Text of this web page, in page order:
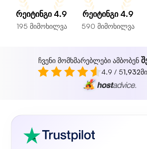
რეიტინგი 4.9
195 მიმოხილვა
რეიტინგი 4.9
590 მიმოხილვა
ჩვენი მომხმარებლები ამბობენ
4.9 / 51,932